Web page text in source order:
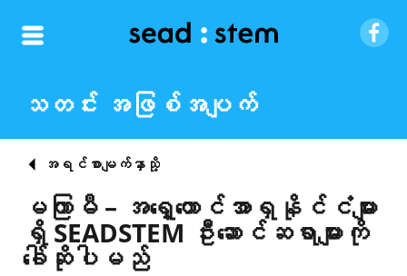
သတင်း အဖြစ်အပျက်
အရင်စာမျက်နှာသို့
မကြာမီ – အရှေ့တောင်အာရှနိုင်ငံများ
ရှိ SEADSTEM ဦးဆောင်ဆရာများကို
ခေါ်ဆိုပါမည်